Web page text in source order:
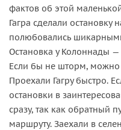
фактов об этой
Гагра сделали
полюбовались
Остановка у Колоннады
Если бы не шторм, можно
Проехали Гагру быстро.
остановки в
сразу, так как обратный
маршруту. Заехали в